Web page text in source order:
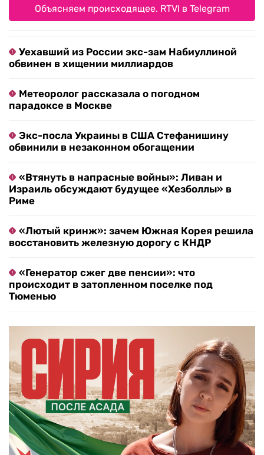
Объясняем происходящее. RTVI в Telegram
Уехавший из России экс-зам Набиуллиной
обвинен в хищении миллиардов
Метеоролог рассказала о погодном
парадоксе в Москве
Экс-посла Украины в США Стефанишину
обвинили в незаконном обогащении
«Втянуть в напрасные войны»: Ливан и
Израиль обсуждают будущее «Хезболлы» в
Риме
«Лютый кринж»: зачем Южная Корея решила
восстановить железную дорогу с КНДР
«Генератор сжег две пенсии»: что
происходит в затопленном поселке под
Тюменью